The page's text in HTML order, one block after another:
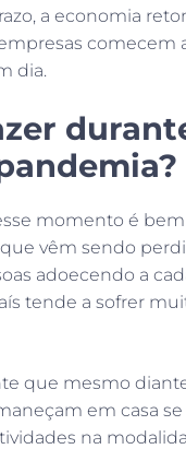
a economia
comecem
dia.
momento é
vêm sendo
adoecendo a
tende a sofrer
que mesmo
em casa se
na